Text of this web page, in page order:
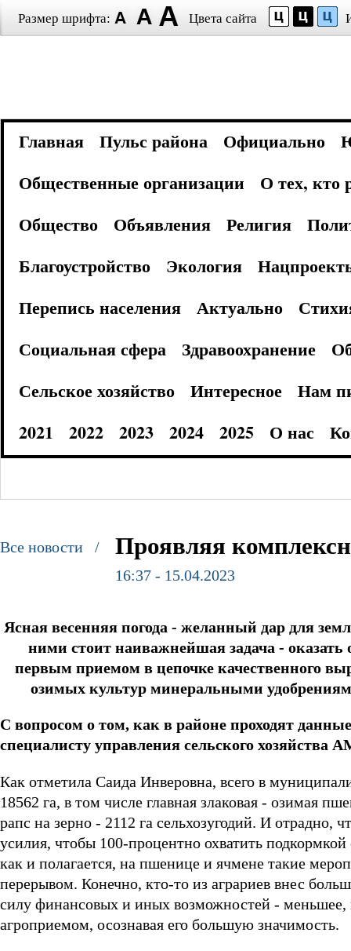
Размер шрифта: Цвета сайта
Главная Пульс района Официально
Общественные организации
О тех, кто
Общество
Объявления Религия
Благоустройство
Экология
Перепись населения
Актуально
Социальная сфера
Здравоохранение
Сельское хозяйство
Интересное
Нам
2021
2022 2023 2024 2025 О нас
Все новости / Проявляя
16:37 - 15.04.2023
Ясная весенняя погода - желанный дар для
ними стоит наиважнейшая задача -
первым приемом в цепочке качественного
озимых культур минеральными
С вопросом о том, как в районе проходят
специалисту управления сельского
Как отметила Саида Инверовна, всего в
18562 га, в том числе главная злаковая - озимая
рапс на зерно - 2112 га сельхозугодий. И
усилия, чтобы 100-процентно охватить
как и полагается, на пшенице и ячмене такие
перерывом. Конечно, кто-то из аграриев внес
силу финансовых и иных возможностей -
агроприемом, осознавая его большую значимость.